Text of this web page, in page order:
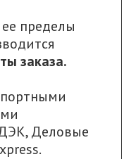
пределы
заказа.
,Деловые